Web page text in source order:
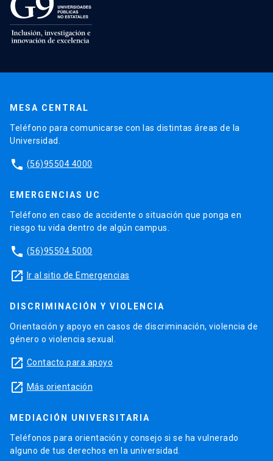
MESA CENTRAL
Teléfono para comunicarse con las distintas áreas de la
Universidad.
phone (56)95504 4000
EMERGENCIAS UC
Teléfono en caso de accidente o situación que ponga en
riesgo tu vida dentro de algún campus.
phone (56)95504 5000
launch Ir al sitio de Emergencias
DISCRIMINACIÓN Y VIOLENCIA
Orientación y apoyo en casos de discriminación, violencia de
género o violencia sexual.
launch Contacto para apoyo
launch Más orientación
MEDIACIÓN UNIVERSITARIA
Teléfonos para orientación y consejo si se ha vulnerado
alguno de tus derechos en la universidad.